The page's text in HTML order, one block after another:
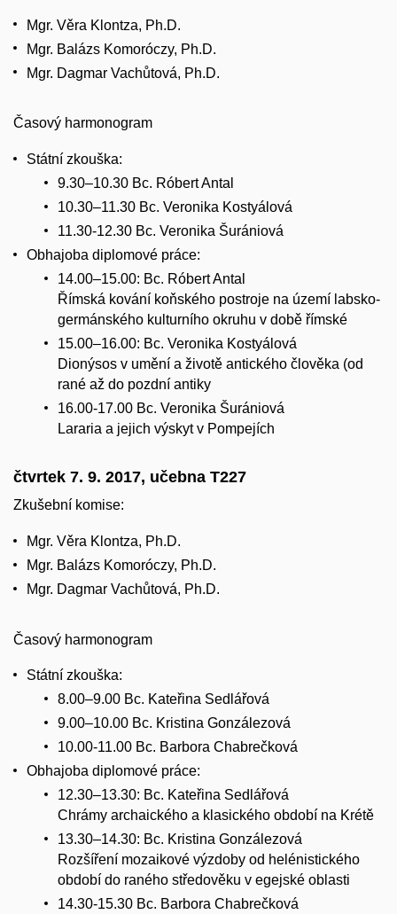
Mgr. Věra Klontza, Ph.D.
Mgr. Balázs Komoróczy, Ph.D.
Mgr. Dagmar Vachůtová, Ph.D.
Časový harmonogram
Státní zkouška:
9.30–10.30 Bc. Róbert Antal
10.30–11.30 Bc. Veronika Kostyálová
11.30-12.30 Bc. Veronika Šurániová
Obhajoba diplomové práce:
14.00–15.00: Bc. Róbert Antal
Římská kování koňského postroje na území labsko-
germánského kulturního okruhu v době římské
15.00–16.00: Bc. Veronika Kostyálová
Dionýsos v umění a životě antického člověka (od
rané až do pozdní antiky
16.00-17.00 Bc. Veronika Šurániová
Lararia a jejich výskyt v Pompejích
čtvrtek 7. 9. 2017, učebna T227
Zkušební komise:
Mgr. Věra Klontza, Ph.D.
Mgr. Balázs Komoróczy, Ph.D.
Mgr. Dagmar Vachůtová, Ph.D.
Časový harmonogram
Státní zkouška:
8.00–9.00 Bc. Kateřina Sedlářová
9.00–10.00 Bc. Kristina Gonzálezová
10.00-11.00 Bc. Barbora Chabrečková
Obhajoba diplomové práce:
12.30–13.30: Bc. Kateřina Sedlářová
Chrámy archaického a klasického období na Krétě
13.30–14.30: Bc. Kristina Gonzálezová
Rozšíření mozaikové výzdoby od helénistického
období do raného středověku v egejské oblasti
14.30-15.30 Bc. Barbora Chabrečková